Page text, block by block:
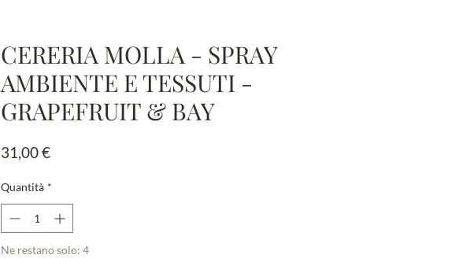
CERERIA MOLLA - SPRAY
AMBIENTE E TESSUTI -
GRAPEFRUIT & BAY
31,00 €Prezzo
Quantità *
Ne restano solo: 4